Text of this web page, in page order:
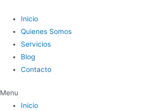
contenido
Inicio
Quienes Somos
Servicios
Blog
Contacto
Menu
Inicio